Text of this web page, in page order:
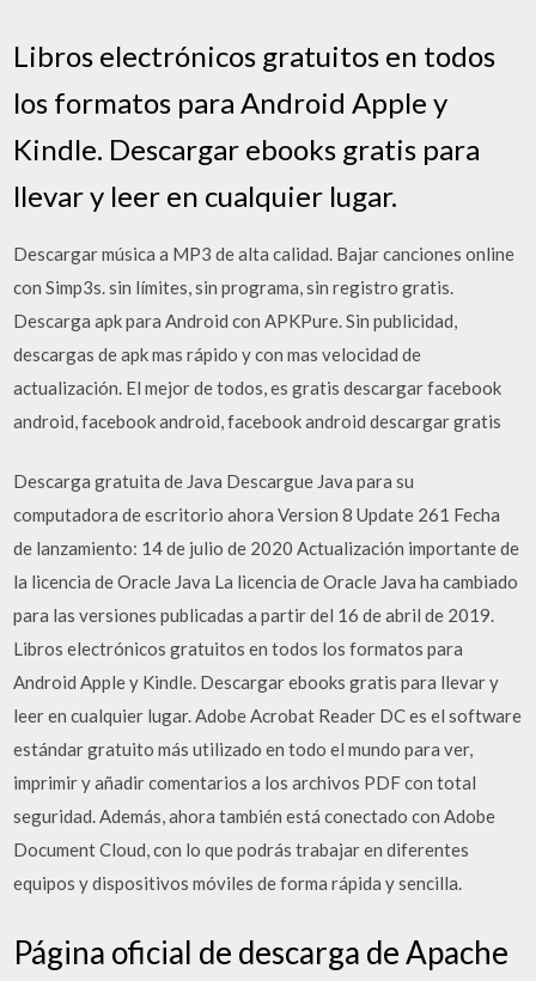
Libros electrónicos gratuitos en todos
los formatos para Android Apple y
Kindle. Descargar ebooks gratis para
llevar y leer en cualquier lugar.
Descargar música a MP3 de alta calidad. Bajar canciones online
con Simp3s. sin límites, sin programa, sin registro gratis.
Descarga apk para Android con APKPure. Sin publicidad,
descargas de apk mas rápido y con mas velocidad de
actualización. El mejor de todos, es gratis descargar facebook
android, facebook android, facebook android descargar gratis
Descarga gratuita de Java Descargue Java para su
computadora de escritorio ahora Version 8 Update 261 Fecha
de lanzamiento: 14 de julio de 2020 Actualización importante de
la licencia de Oracle Java La licencia de Oracle Java ha cambiado
para las versiones publicadas a partir del 16 de abril de 2019.
Libros electrónicos gratuitos en todos los formatos para
Android Apple y Kindle. Descargar ebooks gratis para llevar y
leer en cualquier lugar. Adobe Acrobat Reader DC es el software
estándar gratuito más utilizado en todo el mundo para ver,
imprimir y añadir comentarios a los archivos PDF con total
seguridad. Además, ahora también está conectado con Adobe
Document Cloud, con lo que podrás trabajar en diferentes
equipos y dispositivos móviles de forma rápida y sencilla.
Página oficial de descarga de Apache